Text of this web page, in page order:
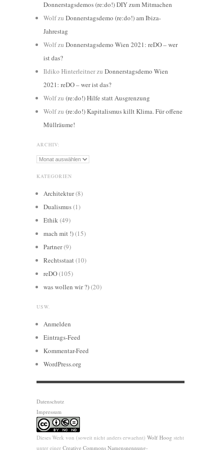
Donnerstagsdemos (re:do!) DIY zum Mitmachen
Wolfzu Donnerstagsdemo (re:do!) am Ibiza-
Jahrestag
Wolfzu Donnerstagsdemo Wien 2021: reDO – wer
ist das?
Ildiko Hinterleitnerzu Donnerstagsdemo Wien
2021: reDO – wer ist das?
Wolfzu (re:do!) Hilfe statt Ausgrenzung
Wolfzu (re:do!) Kapitalismus killt Klima. Für offene
Müllräume!
ARCHIV:
Archiv:
KATEGORIEN
Architektur(8)
Dualismus(1)
Ethik(49)
mach mit !)(15)
Partner(9)
Rechtsstaat(10)
reDO(105)
was wollen wir ?)(20)
USW.
Anmelden
Eintrags-Feed
Kommentar-Feed
WordPress.org
Datenschutz
Impressum
Dieses Werk von (soweit nicht anders erwaehnt) Wolf Hoog steht
unter einer Creative Commons Namensnennung-